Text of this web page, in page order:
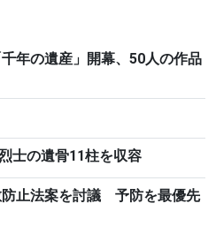
年の遺産」開幕、50人の作品
士の遺骨11柱を収容
防止法案を討議 予防を最優先